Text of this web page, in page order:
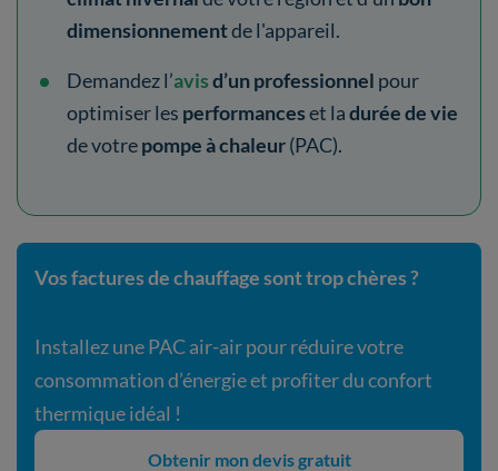
dimensionnementde l'appareil.
Demandez l’avisd’un professionnel pour
optimiser les performanceset ladurée de vie
de votrepompe à chaleur(PAC).
Vos factures de chauffage sont trop chères ?
Installez une PAC air-air pour réduire votre
consommation d’énergie et profiter du confort
thermique idéal !
Obtenir mon devis gratuit